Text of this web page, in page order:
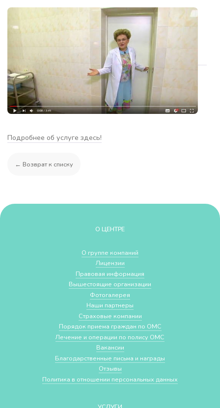
Подробнее об услуге здесь!
← Возврат к списку
О ЦЕНТРЕ
О группе компаний
Лицензии
Правовая информация
Вышестоящие организации
Фотогалерея
Наши партнеры
Страховые компании
Порядок приема граждан по ОМС
Лечение и операции по полису ОМС
Вакансии
Благодарственные письма и награды
Отзывы
Политика в отношении персональных данных